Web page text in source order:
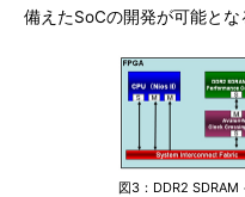
備えたSoCの開発が可能とな
図3：DDR2